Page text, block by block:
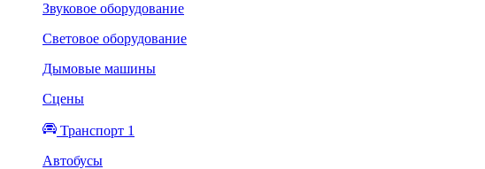
Звуковое оборудование
Световое оборудование
Дымовые машины
Сцены
Транспорт 1
Автобусы